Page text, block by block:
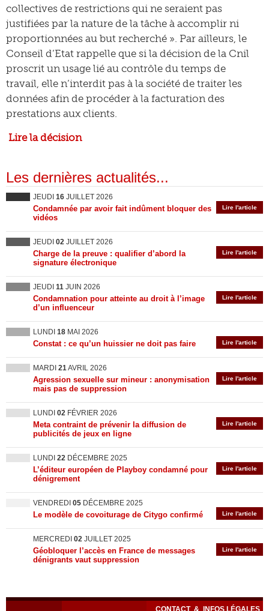
collectives de restrictions qui ne seraient pas
justifiées par la nature de la tâche à accomplir ni
proportionnées au but recherché ». Par ailleurs, le
Conseil d’Etat rappelle que si la décision de la Cnil
proscrit un usage lié au contrôle du temps de
travail, elle n’interdit pas à la société de traiter les
données afin de procéder à la facturation des
prestations aux clients.
Lire la décision
Les dernières actualités...
JEUDI 16 JUILLET 2026
Lire l'article
Condamnée par avoir fait indûment bloquer des
vidéos
JEUDI 02 JUILLET 2026
Lire l'article
Charge de la preuve : qualifier d’abord la
signature électronique
JEUDI 11 JUIN 2026
Lire l'article
Condamnation pour atteinte au droit à l’image
d’un influenceur
LUNDI 18 MAI 2026
Lire l'article
Constat : ce qu’un huissier ne doit pas faire
MARDI 21AVRIL 2026
Lire l'article
Agression sexuelle sur mineur : anonymisation
mais pas de suppression
LUNDI 02 FÉVRIER 2026
Lire l'article
Meta contraint de prévenir la diffusion de
publicités de jeux en ligne
LUNDI 22 DÉCEMBRE 2025
Lire l'article
L’éditeur européen de Playboy condamné pour
dénigrement
VENDREDI 05 DÉCEMBRE 2025
Lire l'article
Le modèle de covoiturage de Citygo confirmé
MERCREDI 02 JUILLET 2025
Lire l'article
Géobloquer l’accès en France de messages
dénigrants vaut suppression
CONTACT & INFOS LÉGALES